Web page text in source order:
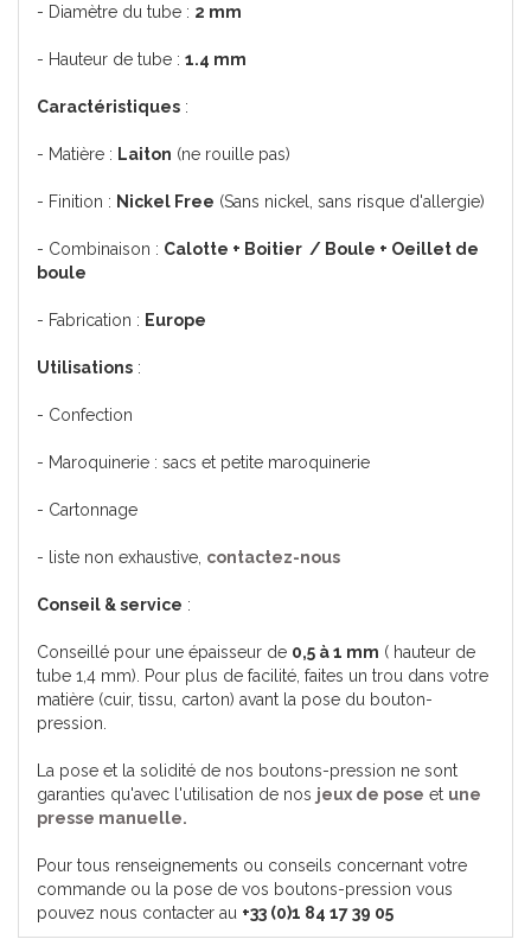
- Diamètre du tube : 2 mm
- Hauteur de tube : 1.4 mm
Caractéristiques :
- Matière : Laiton (ne rouille pas)
- Finition : Nickel Free (Sans nickel, sans risque d'allergie)
- Combinaison : Calotte + Boitier / Boule + Oeillet de
boule
- Fabrication : Europe
Utilisations :
- Confection
- Maroquinerie : sacs et petite maroquinerie
- Cartonnage
- liste non exhaustive, contactez-nous
Conseil & service :
Conseillé pour une épaisseur de 0,5 à 1 mm ( hauteur de
tube 1,4 mm). Pour plus de facilité, faites un trou dans votre
matière (cuir, tissu, carton) avant la pose du bouton-
pression.
La pose et la solidité de nos boutons-pression ne sont
garanties qu'avec l'utilisation de nos jeux de pose et une
presse manuelle.
Pour tous renseignements ou conseils concernant votre
commande ou la pose de vos boutons-pression vous
pouvez nous contacter au +33 (0)1 84 17 39 05